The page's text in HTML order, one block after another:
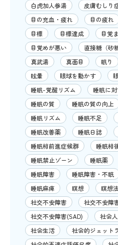
白虎加人参湯
皮膚むしり
目の充血・疲れ
目の疲れ
目標
目標達成
目覚
目覚めが悪い
直接糖（砂糖
真武湯
真面目 眠り
眩暈
眼球を動かす
睡眠-覚醒リズム
睡眠に
睡眠の質
睡眠の質の向上
睡眠リズム
睡眠不足
睡眠改善薬
睡眠日誌
睡眠相前進症候群
睡眠相
睡眠禁止ゾーン
睡眠薬
睡眠障害
睡眠障害・不眠
睡眠麻痺
瞑想 瞑想
社交不安障害
社交不安障
社交不安障害(SAD)
社会人
社会生活
社会的ジェット